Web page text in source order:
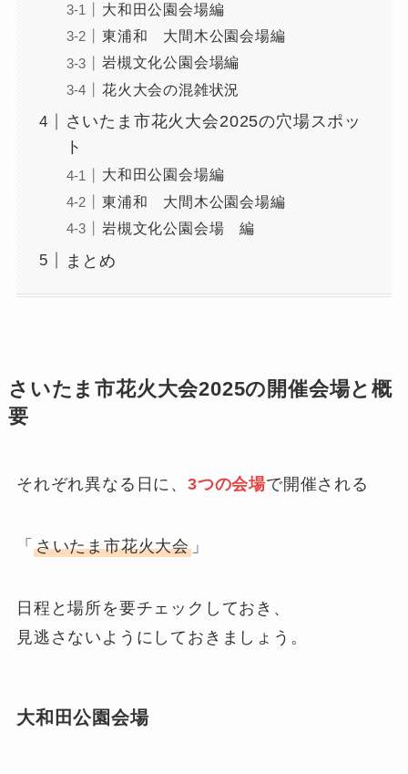
大和田公園会場編
東浦和 大間木公園会場編
岩槻文化公園会場編
花火大会の混雑状況
さいたま市花火大会2025の穴場スポッ
ト
大和田公園会場編
東浦和 大間木公園会場編
岩槻文化公園会場 編
まとめ
さいたま市花火大会2025の開催会場と概
要
それぞれ異なる日に、 3つの会場で開催される
「 さいたま市花火大会」
日程と場所を要チェックしておき、
見逃さないようにしておきましょう。
大和田公園会場